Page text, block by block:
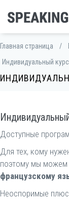
Главная страница /
Индивидуальный
Доступные
Для тех, кому
поэтому мы можем
французскому
Неоспоримые